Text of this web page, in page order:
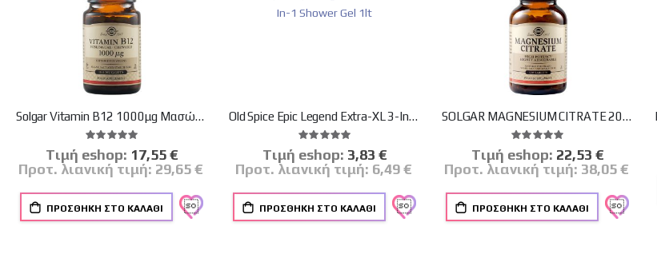
Solgar Vitamin B12 1000μg Μασώμενα Δισκία Βιταμίνη B12 για την Ομαλή Λειτουργία του Νευρικού Συστήματος, 100nuggets
Βαθμολογία:
100%
Tιμή eshop: Ειδική
Τιμή
17,55 €
Προτ. λιανική τιμή: 29,65 €
ΠΡΟΣΘΉΚΗ ΣΤΟ ΚΑΛΆΘΙ
Old Spice Epic Legend Extra-XL 3-In-1 Shower Gel 1lt
Βαθμολογία:
100%
Tιμή eshop: Ειδική
Τιμή
3,83 €
Προτ. λιανική τιμή: 6,49 €
ΠΡΟΣΘΉΚΗ ΣΤΟ ΚΑΛΆΘΙ
SOLGAR MAGNESIUM CITRATE 200MG TABS 120S
Βαθμολογία:
100%
Tιμή eshop: Ειδική
Τιμή
22,53 €
Προτ. λιανική τιμή: 38,05 €
ΠΡΟΣΘΉΚΗ ΣΤΟ ΚΑΛΆΘΙ